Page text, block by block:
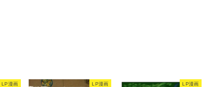
LP漫画 LP漫画 LP漫画